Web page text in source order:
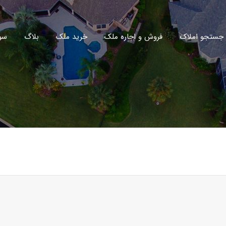
جستجو املاک فروش و اجاره ملک خرید ملک بلاگ